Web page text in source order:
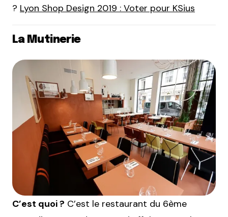
? Lyon Shop Design 2019 : Voter pour KSius
La Mutinerie
C’est quoi ? C’est le restaurant du 6ème